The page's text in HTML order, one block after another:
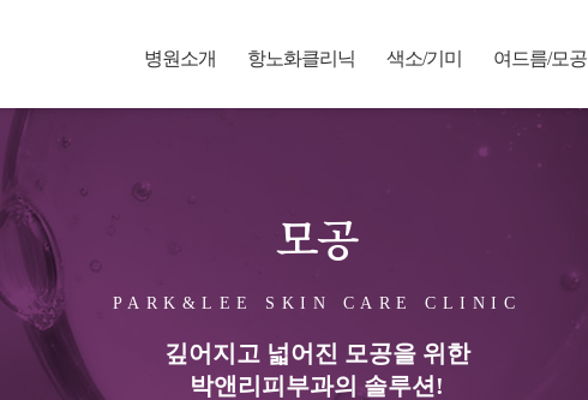
병원소개 항노화클리닉 색소/기미 여드름/모공
모공
PARK&LEE SKIN CARE CLINIC
깊어지고 넓어진 모공을 위한
박앤리피부과의 솔루션!